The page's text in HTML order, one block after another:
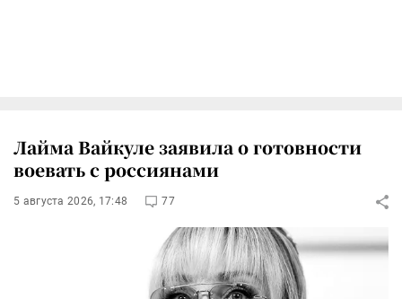
Лайма Вайкуле заявила о готовности
воевать с россиянами
5 августа 2026, 17:48 77